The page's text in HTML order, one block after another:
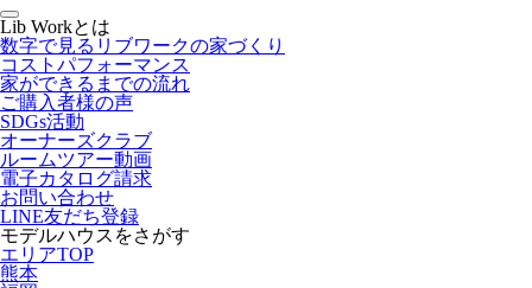
Lib Workとは
数字で見るリブワークの家づくり
コストパフォーマンス
家ができるまでの流れ
ご購入者様の声
SDGs活動
オーナーズクラブ
ルームツアー動画
電子カタログ請求
お問い合わせ
LINE友だち登録
モデルハウスをさがす
エリアTOP
熊本